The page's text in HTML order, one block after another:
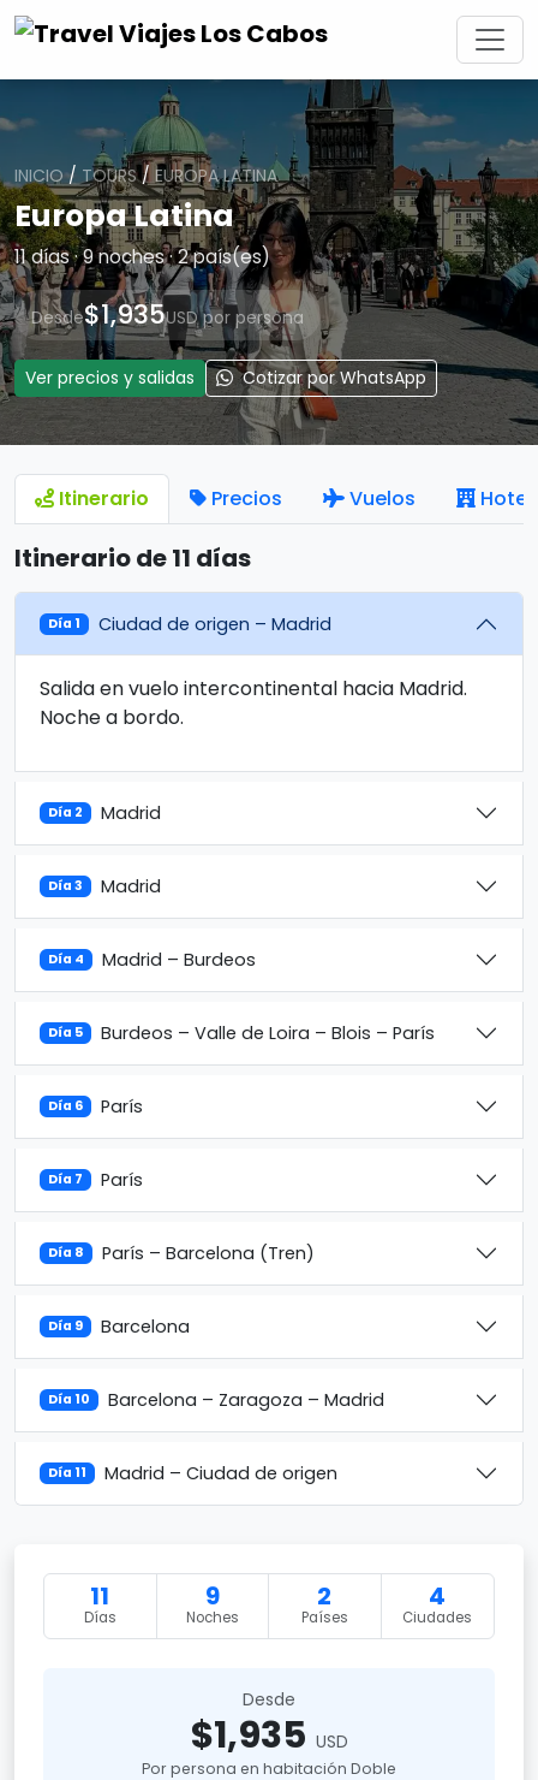
INICIO/ TOURS/ EUROPA LATINA
Europa Latina
11 días · 9 noches · 2 país(es)
Desde$1,935USD por persona
Ver precios y salidas Cotizar por WhatsApp
Itinerario Precios Vuelos
Itinerario de 11 días
Día 1 Ciudad de origen – Madrid
Salida en vuelo intercontinental hacia Madrid.
Noche a bordo.
Día 2 Madrid
Día 3 Madrid
Día 4 Madrid – Burdeos
Día 5 Burdeos – Valle de Loira – Blois – París
Día 6 París
Día 7 París
Día 8 París – Barcelona (Tren)
Día 9 Barcelona
Día 10 Barcelona – Zaragoza – Madrid
Día 11 Madrid – Ciudad de origen
11
Días
9
Noches
2
Países
4
Ciudades
Desde
$1,935 USD
Por persona en habitación Doble